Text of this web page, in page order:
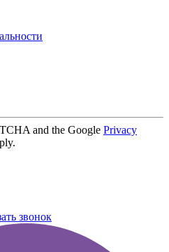
and the Google Privacy
звонок